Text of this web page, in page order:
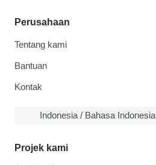
Perusahaan
Tentang kami
Bantuan
Kontak
Indonesia / Bahasa Indonesia
Projek kami